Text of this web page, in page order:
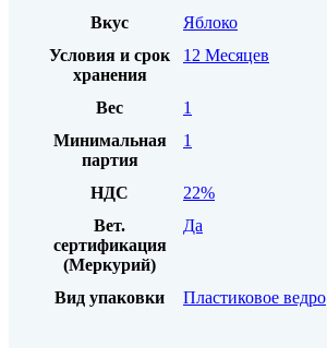
Вкус
Яблоко
Условия и срок
хранения
12 Месяцев
Вес
1
Минимальная
партия
1
НДС
22%
Вет.
сертификация
(Меркурий)
Да
Вид упаковки Пластиковое ведро